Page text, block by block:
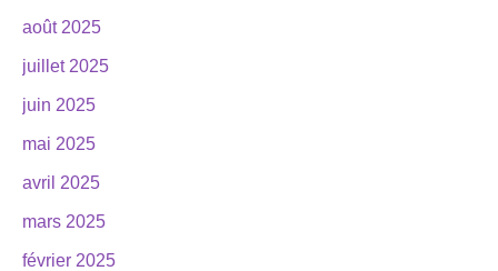
août 2025
juillet 2025
juin 2025
mai 2025
avril 2025
mars 2025
février 2025